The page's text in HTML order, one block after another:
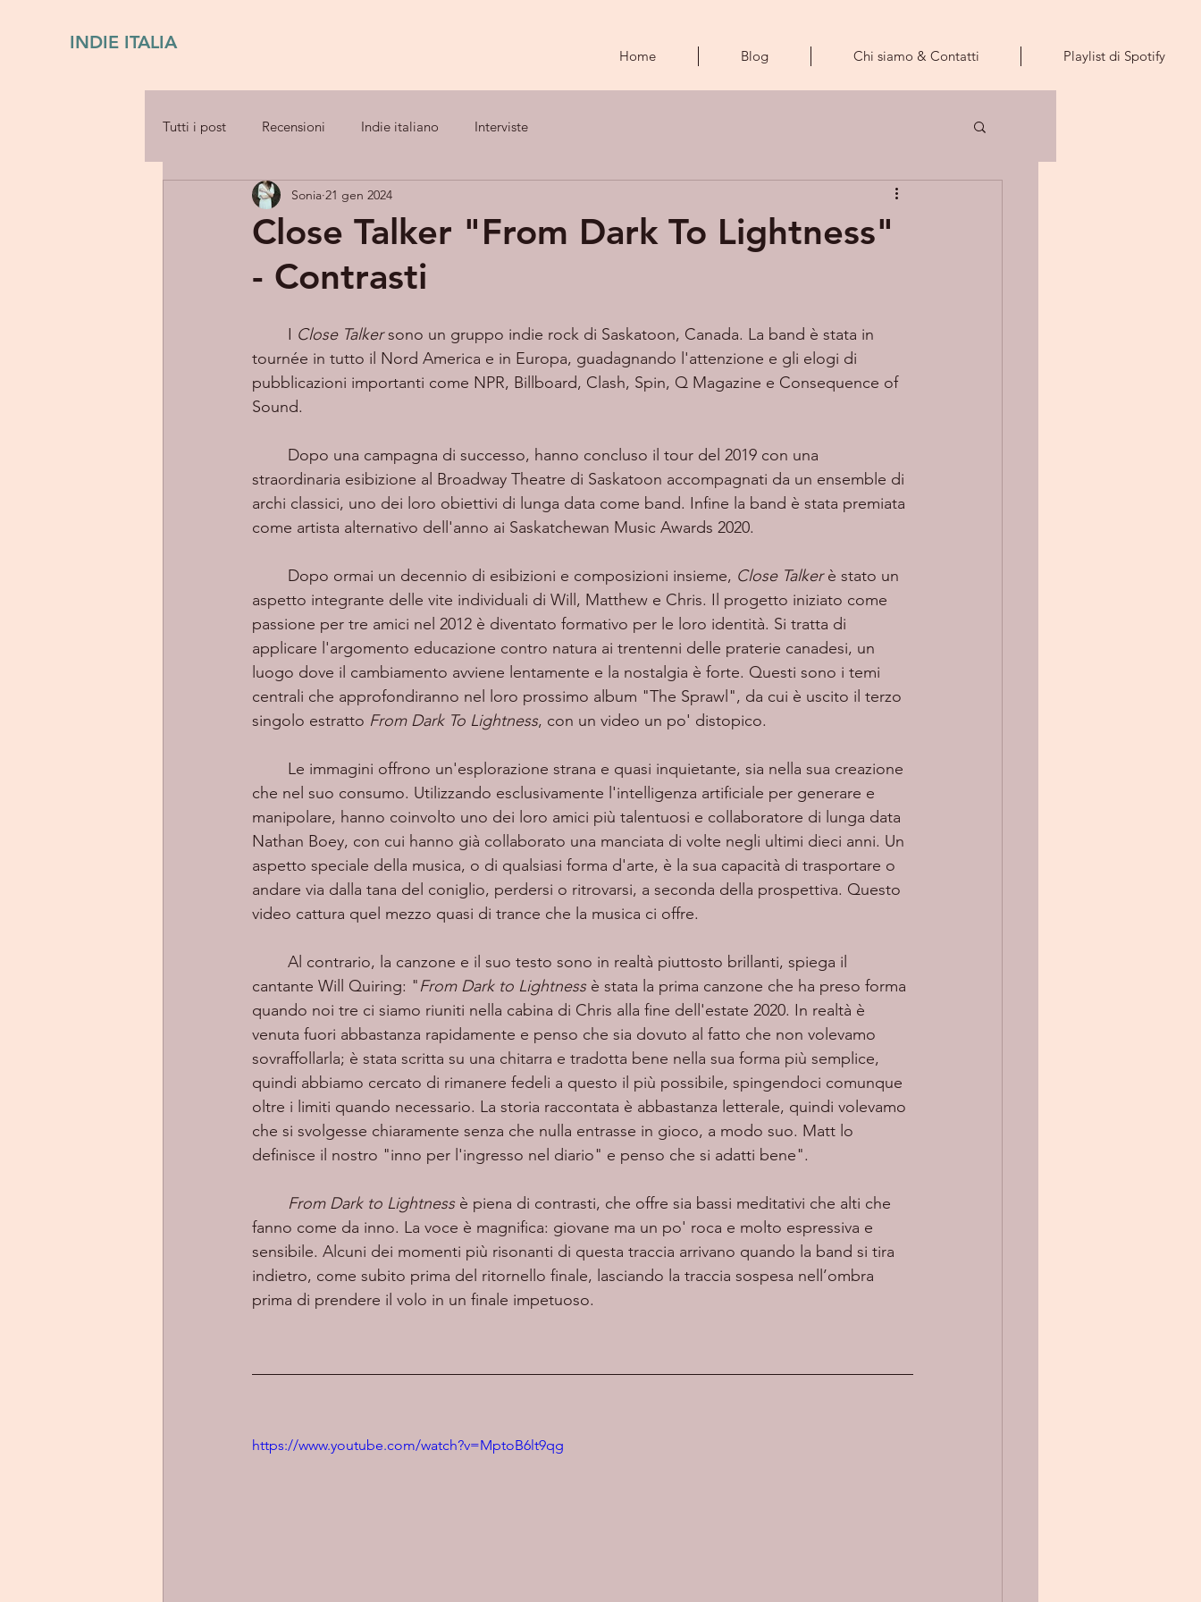
INDIE ITALIA
Home Blog Chi siamo & Contatti Playlist di Spotify
Tutti i post Recensioni Indie italiano Interviste
Close Talker "From Dark To Lightness"
- Contrasti
Sonia 21 gen 2024
	I
Close Talker sono un gruppo indie rock di Saskatoon, Canada. La band è stata in
tournée in tutto il Nord America e in Europa, guadagnando l'attenzione e gli elogi di
pubblicazioni importanti come NPR, Billboard, Clash, Spin, Q Magazine e Consequence of
Sound.
straordinaria esibizione al Broadway Theatre di Saskatoon accompagnati da un ensemble di
archi classici, uno dei loro obiettivi di lunga data come band. Infine la band è stata premiata
come artista alternativo dell'anno ai Saskatchewan Music Awards 2020.
	Dopo ormai un decennio di esibizioni e composizioni insieme,
Close Talker è stato un
aspetto integrante delle vite individuali di Will, Matthew e Chris. Il progetto iniziato come
passione per tre amici nel 2012 è diventato formativo per le loro identità. Si tratta di
applicare l'argomento educazione contro natura ai trentenni delle praterie canadesi, un
luogo dove il cambiamento avviene lentamente e la nostalgia è forte. Questi sono i temi
centrali che approfondiranno nel loro prossimo album "The Sprawl", da cui è uscito il terzo
singolo estratto From Dark To Lightness, con un video un po' distopico.
che nel suo consumo. Utilizzando esclusivamente l'intelligenza artificiale per generare e
manipolare, hanno coinvolto uno dei loro amici più talentuosi e collaboratore di lunga data
Nathan Boey, con cui hanno già collaborato una manciata di volte negli ultimi dieci anni. Un
aspetto speciale della musica, o di qualsiasi forma d'arte, è la sua capacità di trasportare o
andare via dalla tana del coniglio, perdersi o ritrovarsi, a seconda della prospettiva. Questo
video cattura quel mezzo quasi di trance che la musica ci offre.
cantante Will Quiring: "From Dark to Lightness è stata la prima canzone che ha preso forma
quando noi tre ci siamo riuniti nella cabina di Chris alla fine dell'estate 2020. In realtà è
venuta fuori abbastanza rapidamente e penso che sia dovuto al fatto che non volevamo
sovraffollarla; è stata scritta su una chitarra e tradotta bene nella sua forma più semplice,
quindi abbiamo cercato di rimanere fedeli a questo il più possibile, spingendoci comunque
oltre i limiti quando necessario. La storia raccontata è abbastanza letterale, quindi volevamo
che si svolgesse chiaramente senza che nulla entrasse in gioco, a modo suo. Matt lo
definisce il nostro "inno per l'ingresso nel diario" e penso che si adatti bene".
From Dark to Lightness è piena di contrasti, che offre sia bassi meditativi che alti che
fanno come da inno. La voce è magnifica: giovane ma un po' roca e molto espressiva e
sensibile. Alcuni dei momenti più risonanti di questa traccia arrivano quando la band si tira
indietro, come subito prima del ritornello finale, lasciando la traccia sospesa nell’ombra
prima di prendere il volo in un finale impetuoso.
https://www.youtube.com/watch?v=MptoB6lt9qg